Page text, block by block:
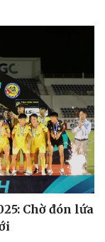
Chờ đón lứa